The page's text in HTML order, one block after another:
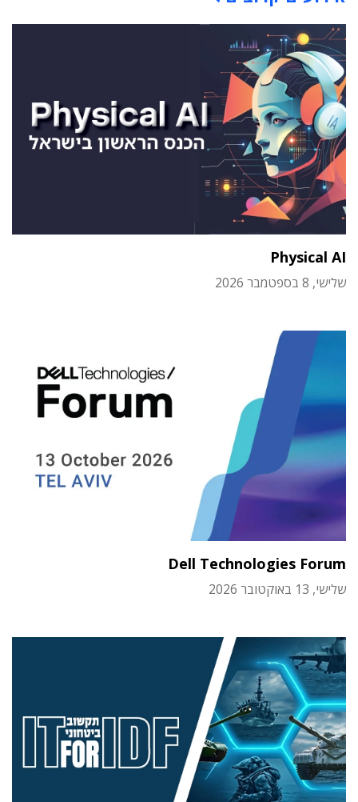
Physical AI
שלישי, 8 בספטמבר 2026
Dell Technologies Forum
שלישי, 13 באוקטובר 2026